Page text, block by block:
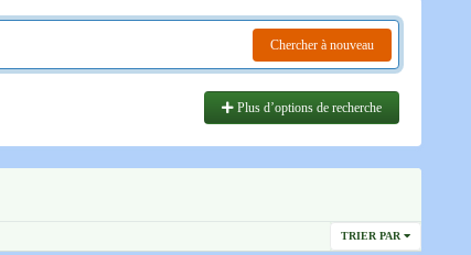
Chercher à nouveau
Plus d’options de recherche
TRIER PAR